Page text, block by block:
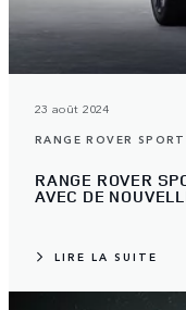
23 août 2024
RANGE ROVER
RANGE ROVER
AVEC DE
LIRE LA SUITE